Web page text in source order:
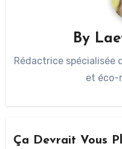
By
Rédactrice spécialisée
et éco-
Ça Devrait Vous